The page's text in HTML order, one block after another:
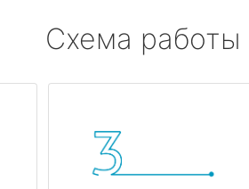
Схема работы